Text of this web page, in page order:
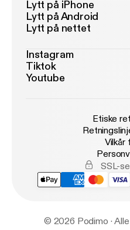
Lytt på iPhone
Lytt på Android
Lytt på nettet
Instagram
Tiktok
Youtube
Etiske
Vilkår
SSL-
© 2026 Podimo ·